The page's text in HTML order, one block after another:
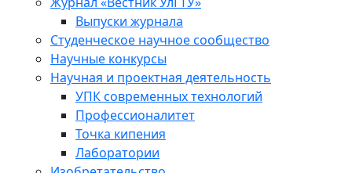
Выпуски журнала
Студенческое научное сообщество
Научные конкурсы
Научная и проектная деятельность
УПК современных технологий
Профессионалитет
Точка кипения
Лаборатории